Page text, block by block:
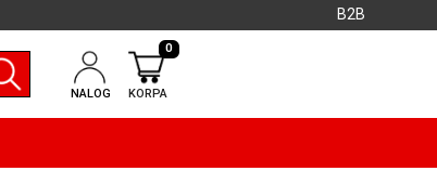
B2B
NALOG KORPA
0